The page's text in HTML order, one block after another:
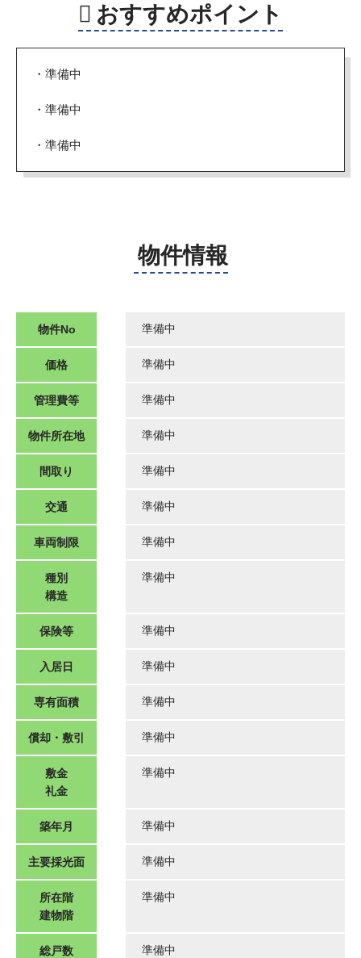
おすすめポイント
・準備中
・準備中
・準備中
物件情報
物件No 準備中
価格 準備中
管理費等 準備中
物件所在地 準備中
間取り 準備中
交通 準備中
車両制限 準備中
種別
構造
準備中
保険等 準備中
入居日 準備中
専有面積 準備中
償却・敷引 準備中
敷金
礼金
準備中
築年月 準備中
主要採光面 準備中
所在階
建物階
準備中
総戸数 準備中